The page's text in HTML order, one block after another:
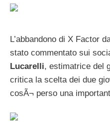
L’abbandono di X Factor
stato commentato sui
Lucarelli, estimatrice del
critica la scelta dei due
cosÃ¬ perso una